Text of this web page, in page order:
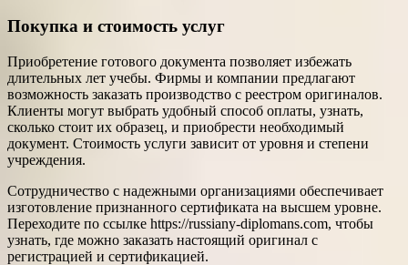
Покупка и стоимость услуг
Приобретение готового документа позволяет избежать
длительных лет учебы. Фирмы и компании предлагают
возможность заказать производство с реестром оригиналов.
Клиенты могут выбрать удобный способ оплаты, узнать,
сколько стоит их образец, и приобрести необходимый
документ. Стоимость услуги зависит от уровня и степени
учреждения.
Сотрудничество с надежными организациями обеспечивает
изготовление признанного сертификата на высшем уровне.
Переходите по ссылке https://russiany-diplomans.com, чтобы
узнать, где можно заказать настоящий оригинал с
регистрацией и сертификацией.